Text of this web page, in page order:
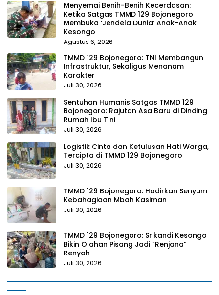
Menyemai Benih-Benih Kecerdasan:
Ketika Satgas TMMD 129 Bojonegoro
Membuka ‘Jendela Dunia’ Anak-Anak
Kesongo
Agustus 6, 2026
TMMD 129 Bojonegoro: TNI Membangun
Infrastruktur, Sekaligus Menanam
Karakter
Juli 30, 2026
Sentuhan Humanis Satgas TMMD 129
Bojonegoro: Rajutan Asa Baru di Dinding
Rumah Ibu Tini
Juli 30, 2026
Logistik Cinta dan Ketulusan Hati Warga,
Tercipta di TMMD 129 Bojonegoro
Juli 30, 2026
TMMD 129 Bojonegoro: Hadirkan Senyum
Kebahagiaan Mbah Kasiman
Juli 30, 2026
TMMD 129 Bojonegoro: Srikandi Kesongo
Bikin Olahan Pisang Jadi “Renjana”
Renyah
Juli 30, 2026